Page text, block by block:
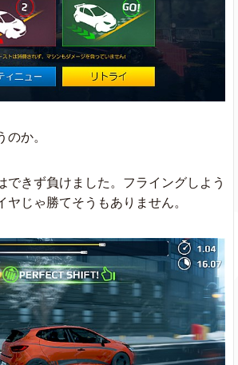
のか。
できず負けました。フライングしよう
ヤじゃ勝てそうもありません。